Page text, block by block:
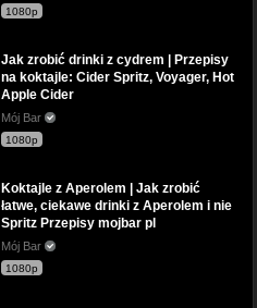
1080p
Jak zrobić drinki z cydrem | Przepisy
na koktajle: Cider Spritz, Voyager, Hot
Apple Cider
Mój Bar
1080p
Koktajle z Aperolem | Jak zrobić
łatwe, ciekawe drinki z Aperolem i nie
Spritz Przepisy mojbar pl
Mój Bar
1080p